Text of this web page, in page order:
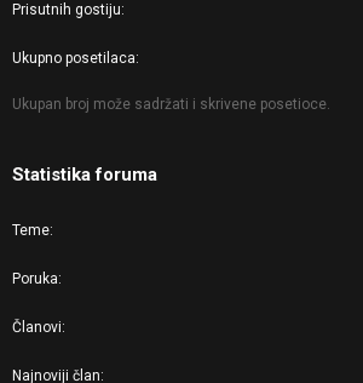
Prisutnih gostiju
Ukupno posetilaca
Ukupan broj može sadržati i skrivene posetioce.
Statistika foruma
Teme
Poruka
Članovi
Najnoviji član